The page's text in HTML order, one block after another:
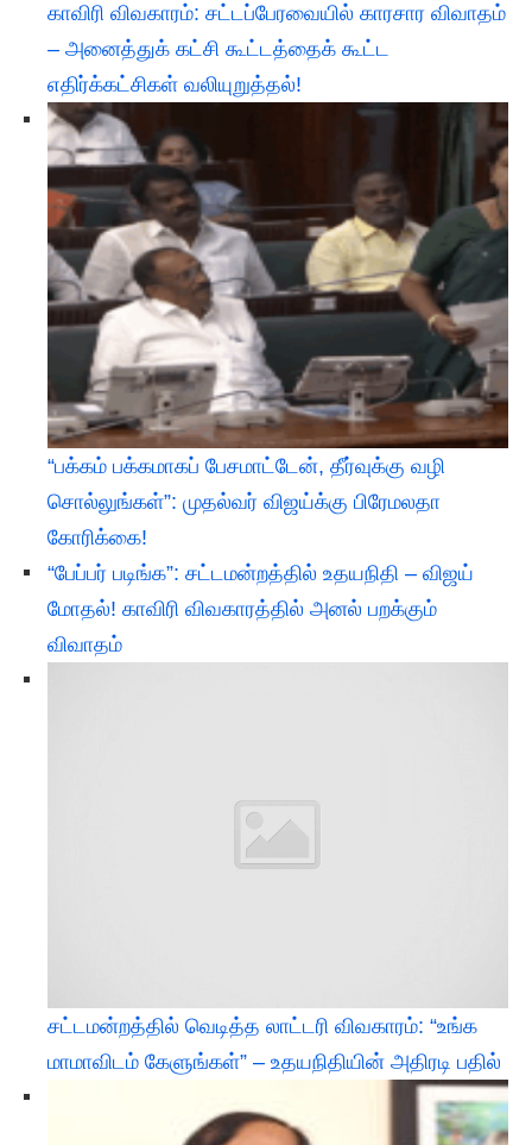
​காவிரி விவகாரம்: சட்டப்பேரவையில் காரசார விவாதம்
– அனைத்துக் கட்சி கூட்டத்தைக் கூட்ட
எதிர்க்கட்சிகள் வலியுறுத்தல்!
“பக்கம் பக்கமாகப் பேசமாட்டேன், தீர்வுக்கு வழி
சொல்லுங்கள்”: முதல்வர் விஜய்க்கு பிரேமலதா
கோரிக்கை!
“பேப்பர் படிங்க”: சட்டமன்றத்தில் உதயநிதி – விஜய்
மோதல்! காவிரி விவகாரத்தில் அனல் பறக்கும்
விவாதம்
சட்டமன்றத்தில் வெடித்த லாட்டரி விவகாரம்: “உங்க
மாமாவிடம் கேளுங்கள்” – உதயநிதியின் அதிரடி பதில்